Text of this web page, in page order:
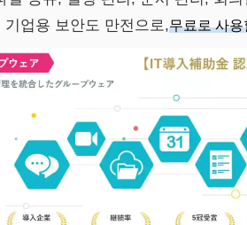
업용 보안도 만전으로,무료로 사